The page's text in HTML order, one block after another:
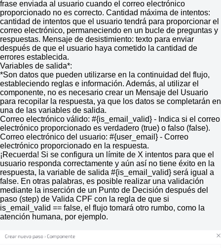
frase enviada al usuario cuando el correo electrónico
proporcionado no es correcto. Cantidad máxima de intentos:
cantidad de intentos que el usuario tendrá para proporcionar el
correo electrónico, permaneciendo en un bucle de preguntas y
respuestas. Mensaje de desistimiento: texto para enviar
después de que el usuario haya cometido la cantidad de
errores establecida.
Variables de salida*:
*Son datos que pueden utilizarse en la continuidad del flujo,
estableciendo reglas e información. Además, al utilizar el
componente, no es necesario crear un Mensaje del Usuario
para recopilar la respuesta, ya que los datos se completarán en
una de las variables de salida.
Correo electrónico válido: #{is_email_valid} - Indica si el correo
electrónico proporcionado es verdadero (true) o falso (false).
Correo electrónico del usuario: #{user_email} - Correo
electrónico proporcionado en la respuesta.
¡Recuerda! Si se configura un límite de X intentos para que el
usuario responda correctamente y aún así no tiene éxito en la
respuesta, la variable de salida #{is_email_valid} será igual a
false. En otras palabras, es posible realizar una validación
mediante la inserción de un Punto de Decisión después del
paso (step) de Valida CPF con la regla de que si
is_email_valid == false, el flujo tomará otro rumbo, como la
atención humana, por ejemplo.